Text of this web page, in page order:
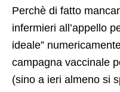
Perchè di fatto
infermieri all’appello
ideale”
campagna vaccinale
(sino a ieri almeno si